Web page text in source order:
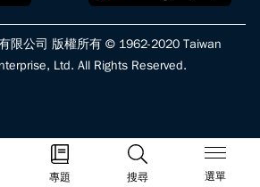
專題 搜尋 選單
限公司 版權所有 © 1962-2020 Taiwan
Ltd. All Rights Reserved.